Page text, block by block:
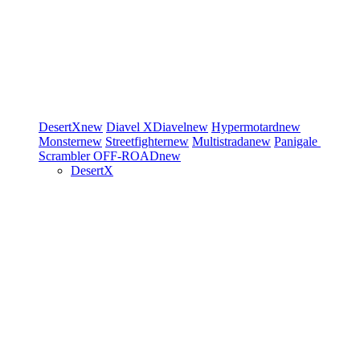
DesertXnew Diavel XDiavelnew Hypermotardnew
Monsternew Streetfighternew Multistradanew Panigale
ScramblerOFF-ROADnew
DesertX